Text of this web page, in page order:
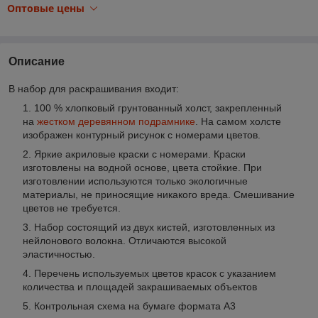
Оптовые цены
Описание
В набор для раскрашивания входит:
100 % хлопковый грунтованный холст, закрепленный
на жестком деревянном подрамнике . На самом холсте
изображен контурный рисунок с номерами цветов.
Яркие акриловые краски с номерами. Краски
изготовлены на водной основе, цвета стойкие. При
изготовлении используются только экологичные
материалы, не приносящие никакого вреда. Смешивание
цветов не требуется.
Набор состоящий из двух кистей, изготовленных из
нейлонового волокна. Отличаются высокой
эластичностью.
Перечень используемых цветов красок с указанием
количества и площадей закрашиваемых объектов
Контрольная схема на бумаге формата А3